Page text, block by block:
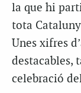
la que hi
tota
Unes xifres
destacables,
celebració